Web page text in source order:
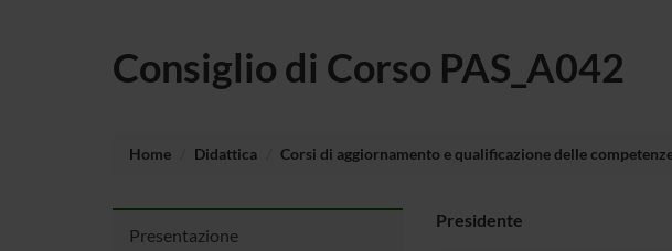
Consiglio di Corso PAS_A042
Home Didattica Corsi di aggiornamento e qualificazione delle
Presentazione
Presidente